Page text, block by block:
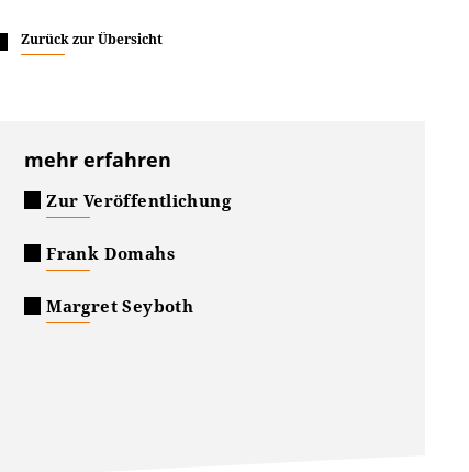
Zurück zur Übersicht
mehr erfahren
Zur Veröffentlichung
Frank Domahs
Margret Seyboth